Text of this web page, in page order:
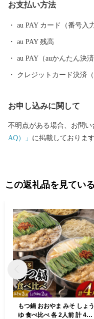
お支払い方法
au PAY カード（番号入
au PAY 残高
au PAY（auかんたん決
クレジットカード決済（
お申し込みに関して
不明点がある場合、お問
AQ）」 に掲載しておりま
この返礼品を見てい
もつ鍋 おおやま みそ しょう
ゆ 食べ比べ 各 2人前 計 4人